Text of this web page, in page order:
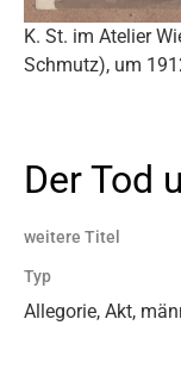
K. St. im Atelier
Schmutz), um
Der Tod
weitere Titel
Typ
Allegorie, Akt,